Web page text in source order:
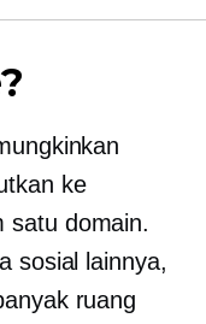
ke
satu domain.
sosial lainnya,
ruang